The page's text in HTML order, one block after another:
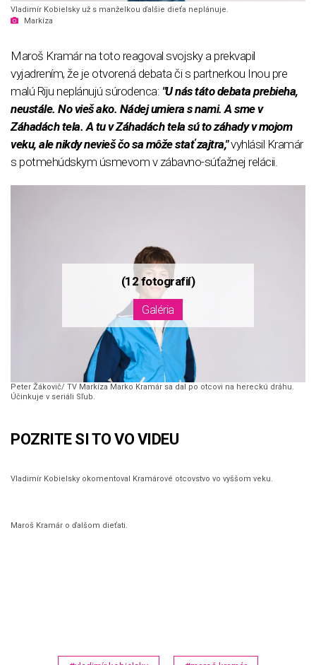
Vladimír Kobielsky už s manželkou ďalšie dieťa neplánuje.
Markíza
Maroš Kramár na toto reagoval svojsky a prekvapil
vyjadrením, že je otvorená debata či s partnerkou Inou pre
malú Riju neplánujú súrodenca: "U nás táto debata prebieha,
neustále. No vieš ako. Nádej umiera s nami. A sme v
Záhadách tela. A tu v Záhadách tela sú to záhady v mojom
veku, ale nikdy nevieš čo sa môže stať zajtra,"vyhlásil Kramár
s potmehúdskym úsmevom v zábavno-súťažnej relácii.
Peter Žákovič/ TV Markíza Marko Kramár sa dal po otcovi na hereckú dráhu.
Účinkuje v seriáli Sľub.
POZRITE SI TO VO VIDEU
0
m
i
Vladimír Kobielsky okomentoval Kramárové otcovstvo vo vyššom veku.
0
Maroš Kramár o ďalšom dieťati.